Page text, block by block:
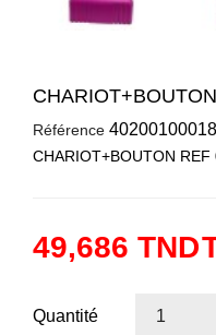
Référence
CHARIOT+BOUTON REF
49,686 TND
Quantité